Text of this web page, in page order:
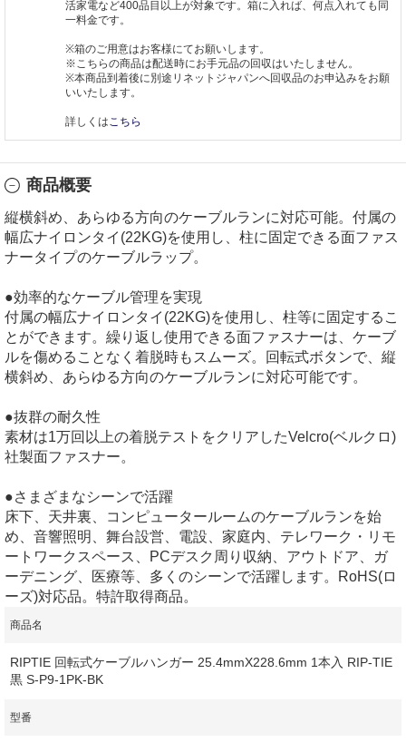
活家電など400品目以上が対象です。箱に入れば、何点入れても同
一料金です。
※箱のご用意はお客様にてお願いします。
※こちらの商品は配送時にお手元品の回収はいたしません。
※本商品到着後に別途リネットジャパンへ回収品のお申込みをお願
いいたします。
詳しくは こちら
商品概要
縦横斜め、あらゆる方向のケーブルランに対応可能。付属の
幅広ナイロンタイ(22KG)を使用し、柱に固定できる面ファス
ナータイプのケーブルラップ。
●効率的なケーブル管理を実現
付属の幅広ナイロンタイ(22KG)を使用し、柱等に固定するこ
とができます。繰り返し使用できる面ファスナーは、ケーブ
ルを傷めることなく着脱時もスムーズ。回転式ボタンで、縦
横斜め、あらゆる方向のケーブルランに対応可能です。
●抜群の耐久性
素材は1万回以上の着脱テストをクリアしたVelcro(ベルクロ)
社製面ファスナー。
●さまざまなシーンで活躍
床下、天井裏、コンピュータールームのケーブルランを始
め、音響照明、舞台設営、電設、家庭内、テレワーク・リモ
ートワークスペース、PCデスク周り収納、アウトドア、ガ
ーデニング、医療等、多くのシーンで活躍します。RoHS(ロ
ーズ)対応品。特許取得商品。
商品名
RIPTIE 回転式ケーブルハンガー 25.4mmX228.6mm 1本入 RIP-TIE
黒 S-P9-1PK-BK
型番